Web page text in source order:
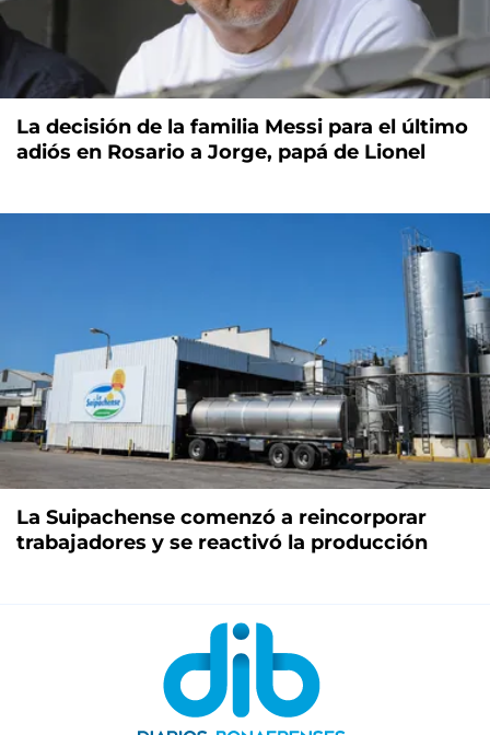
La decisión de la familia Messi para el último
adiós en Rosario a Jorge, papá de Lionel
La Suipachense comenzó a reincorporar
trabajadores y se reactivó la producción